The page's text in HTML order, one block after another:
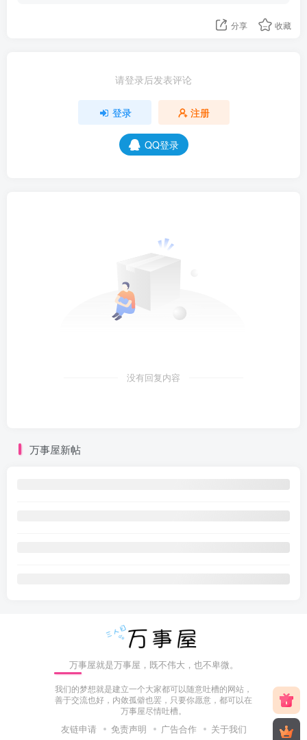
分享 收藏
请登录后发表评论
登录 注册
QQ登录
没有回复内容
万事屋新帖
万事屋就是万事屋，既不伟大，也不卑微。
我们的梦想就是建立一个大家都可以随意吐槽的网站，
善于交流也好，内敛孤僻也罢，只要你愿意，都可以在
万事屋尽情吐槽。
友链申请 免责声明 广告合作 关于我们